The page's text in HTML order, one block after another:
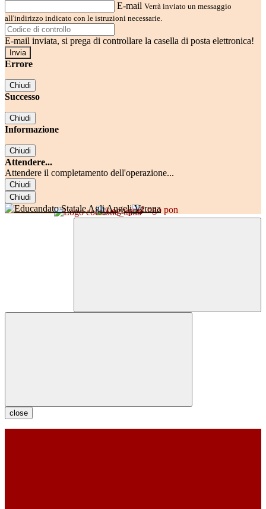
E-mail Verrà inviato un messaggio
all'indirizzo indicato con le istruzioni necessarie.
E-mail inviata, si prega di controllare la casella di posta elettronica!
Errore
Chiudi
Successo
Chiudi
Informazione
Chiudi
Attendere...
Attendere il completamento dell'operazione...
Chiudi
Chiudi
close